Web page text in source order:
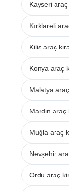
Kayseri
Kırklareli
Kilis araç
Konya araç
Malatya
Mardin araç
Muğla araç
Nevşehir
Ordu araç